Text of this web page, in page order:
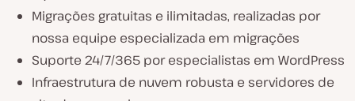
Migrações gratuitas e ilimitadas, realizadas por
nossa equipe especializada em migrações
Suporte 24/7/365 por especialistas em WordPress
Infraestrutura de nuvem robusta e servidores de